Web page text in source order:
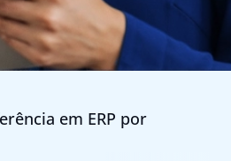
em ERP por